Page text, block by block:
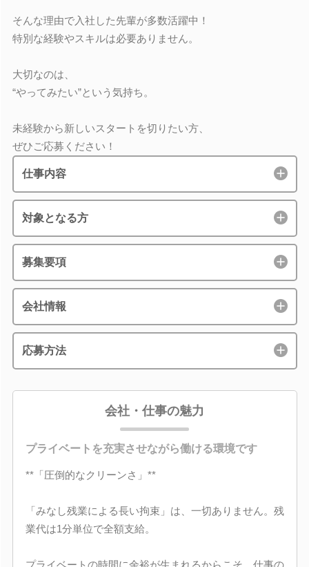
そんな理由で入社した先輩が多数活躍中！
特別な経験やスキルは必要ありません。
大切なのは、
“やってみたい”という気持ち。
未経験から新しいスタートを切りたい方、
ぜひご応募ください！
仕事内容
対象となる方
募集要項
会社情報
応募方法
会社・仕事の魅力
プライベートを充実させながら働ける環境です
**「圧倒的なクリーンさ」**
「みなし残業による長い拘束」は、一切ありません。残
業代は1分単位で全額支給。
プライベートの時間に余裕が生まれるからこそ、仕事の